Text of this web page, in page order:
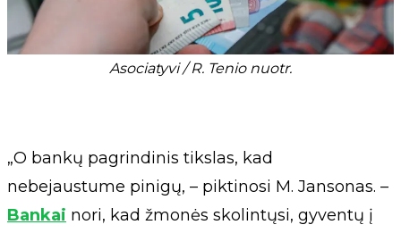
Asociatyvi / R. Tenio nuotr.
„O bankų pagrindinis tikslas, kad
nebejaustume pinigų, – piktinosi M. Jansonas. –
Bankai nori, kad žmonės skolintųsi, gyventų į